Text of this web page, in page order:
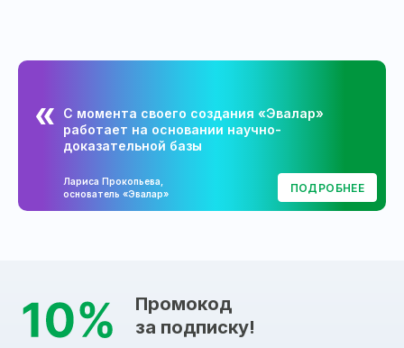
С момента своего создания «Эвалар»
работает на основании научно-
доказательной базы
Лариса Прокопьева,
основатель «Эвалар»
ПОДРОБНЕЕ
Промокод
за подписку!